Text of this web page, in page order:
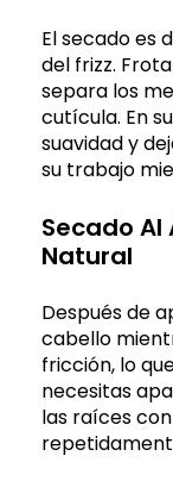
El secado es
del frizz.
separa los
cutícula. En
suavidad y
su trabajo
Secado Al
Natural
Después de
cabello
fricción, lo
necesitas
las raíces